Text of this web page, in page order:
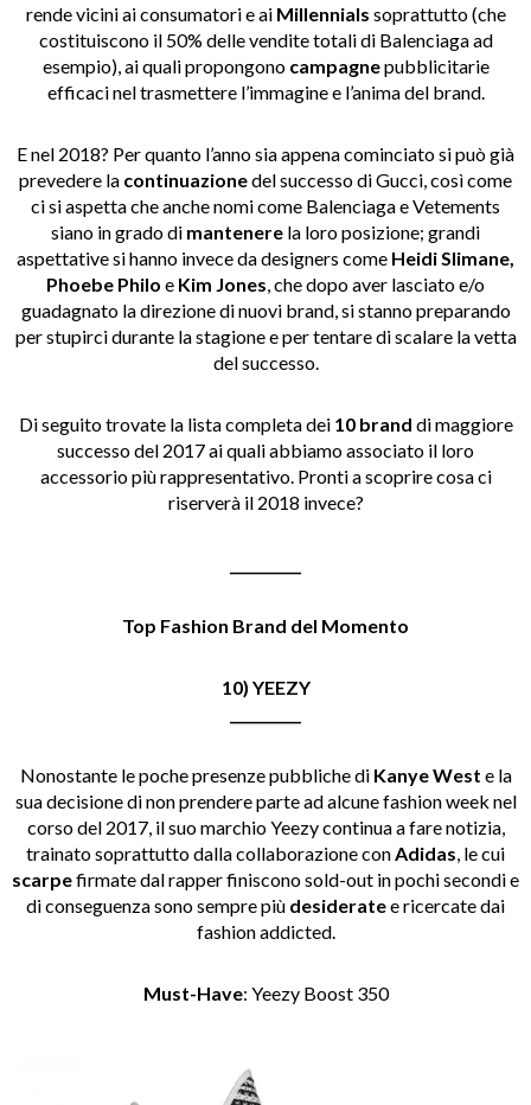
rende vicini ai consumatori e ai Millennials soprattutto (che
costituiscono il 50% delle vendite totali di Balenciaga ad
esempio), ai quali propongono campagnepubblicitarie
efficaci nel trasmettere l’immagine e l’anima del brand.
E nel 2018? Per quanto l’anno sia appena cominciato si può già
prevedere la continuazionedel successo di Gucci, così come
ci si aspetta che anche nomi come Balenciaga e Vetements
siano in grado di mantenere la loro posizione; grandi
aspettative si hanno invece da designers come Heidi Slimane,
Phoebe Philo e Kim Jones , che dopo aver lasciato e/o
guadagnato la direzione di nuovi brand, si stanno preparando
per stupirci durante la stagione e per tentare di scalare la vetta
del successo.
Di seguito trovate la lista completa dei 10 brand di maggiore
successo del 2017 ai quali abbiamo associato il loro
accessorio più rappresentativo. Pronti a scoprire cosa ci
riserverà il 2018 invece?
Top Fashion Brand del Momento
10) YEEZY
Nonostante le poche presenze pubbliche di Kanye West e la
sua decisione di non prendere parte ad alcune fashion week nel
corso del 2017, il suo marchio Yeezy continua a fare notizia,
trainato soprattutto dalla collaborazione con Adidas , le cui
scarpefirmate dal rapper finiscono sold-out in pochi secondi e
di conseguenza sono sempre più desideratee ricercate dai
fashion addicted.
Must-Have: Yeezy Boost 350